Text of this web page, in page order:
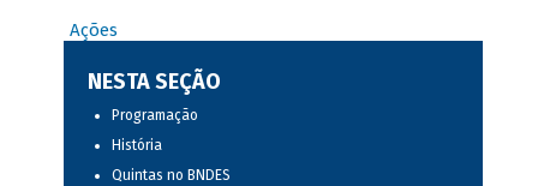
Ações
NESTA SEÇÃO
Programação
História
Quintas no BNDES